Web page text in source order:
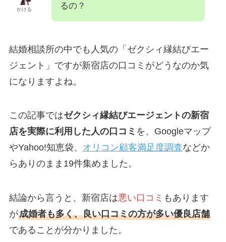
かける
るの？
結婚相談所の中でも人気の「ゼクシィ縁結びエー
ジェント」ですが新宿店の口コミがどうなのか気
になりますよね。
この記事ではゼクシィ縁結びエージェントの新宿
店を実際に利用した人の口コミ を、Googleマップ
やYahoo!知恵袋、 オリコン顧客満足度調査などか
らありのまま19件集めました。
結論から言うと、新宿店は悪い口コミ もあります
が成婚者も多く、良い口コミの方が多い優良店舗
であることが分かりました。